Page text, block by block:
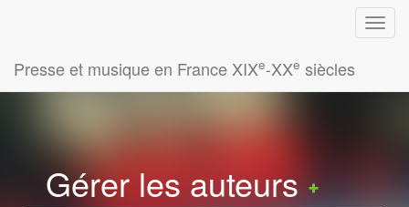
Presse et musique en France XIXe-XXe siècles
Gérer les auteurs